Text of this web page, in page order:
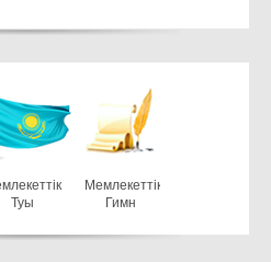
Туы
Мемлекеттiк
Гимн